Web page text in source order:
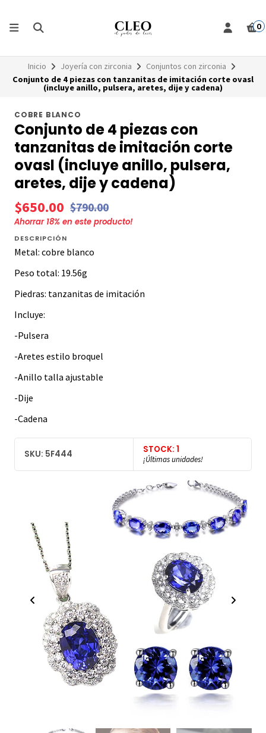
0
Inicio Joyería con zirconia
Conjuntos con zirconia
Conjunto de 4 piezas con tanzanitas de imitación corte ovasl
(incluye anillo, pulsera, aretes, dije y cadena)
COBRE BLANCO
Conjunto de 4 piezas con
tanzanitas de imitación corte
ovasl (incluye anillo, pulsera,
aretes, dije y cadena)
$650.00 $790.00
Ahorrar 18% en este producto!
DESCRIPCIÓN
Metal: cobre blanco
Peso total: 19.56g
Piedras: tanzanitas de imitación
Incluye:
-Pulsera
-Aretes estilo broquel
-Anillo talla ajustable
-Dije
-Cadena
SKU: 5F444 STOCK: 1
¡Últimas unidades!